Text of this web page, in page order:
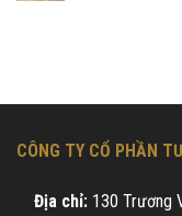
CÔNG TY CỔ PHẦN
Địa chỉ: 130 Trương